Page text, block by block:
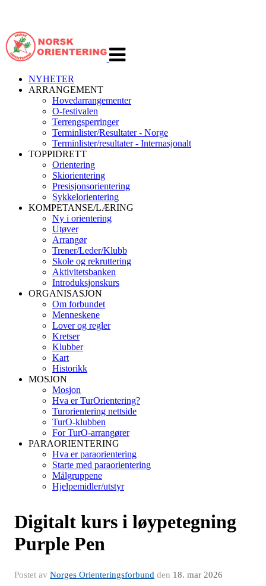
navigasjon
NYHETER
ARRANGEMENT
Hovedarrangementer
O-festivalen
Terrengsperringer
Terminlister/Resultater - Norge
Terminlister/resultater - Internasjonalt
TOPPIDRETT
Orientering
Skiorientering
Presisjonsorientering
Sykkelorientering
KOMPETANSE/LÆRING
Ny i orientering
Utøver
Arrangør
Trener/Leder/Klubb
Skole og rekruttering
Aktivitetsbanken
Introduksjonskurs
ORGANISASJON
Om forbundet
Menneskene
Lover og regler
Kretser
Klubber
Kart
Historikk
MOSJON
Mosjon
Hva er TurOrientering?
Turorientering nettside
TurO-klubben
For TurO-arrangører
PARAORIENTERING
Hva er paraorientering
Starte med paraorientering
Målgruppene
Hjelpemidler/utstyr
Digitalt kurs i løypetegning
Purple Pen
Postet av Norges Orienteringsforbund den 18. mar 2026